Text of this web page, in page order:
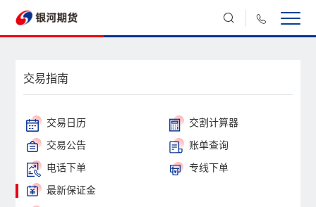
交易指南
交易日历 交割计算器
交易公告 账单查询
电话下单 专线下单
最新保证金